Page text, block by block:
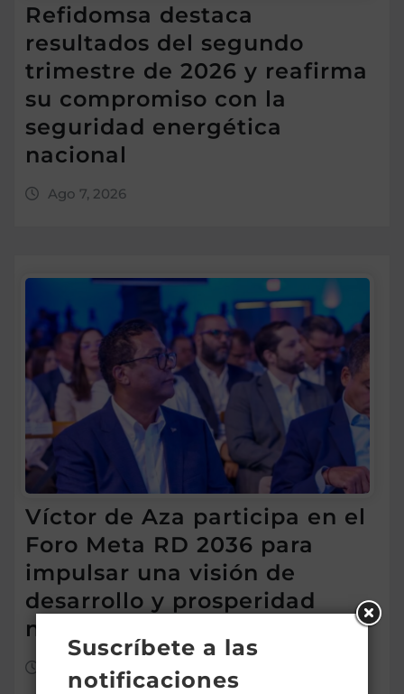
Refidomsa destaca
resultados del segundo
trimestre de 2026 y reafirma
su compromiso con la
seguridad energética
nacional
Ago 7, 2026
Víctor de Aza participa en el
Foro Meta RD 2036 para
impulsar una visión de
desarrollo y prosperidad
nacional
Ago 7, 2026
Suscríbete a las
notificaciones